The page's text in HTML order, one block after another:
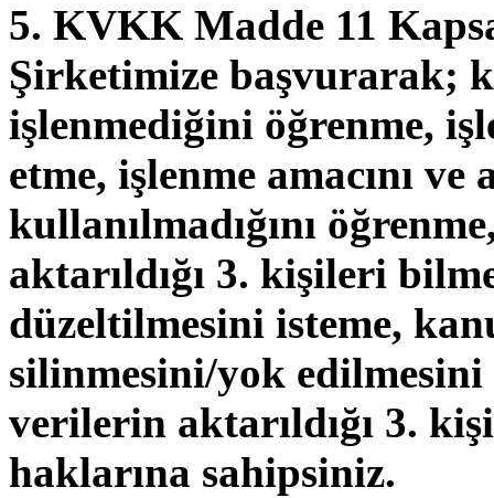
5. KVKK Madde 11
Şirketimize başvurarak;
işlenmediğini öğrenme,
etme, işlenme amacını
kullanılmadığını
aktarıldığı 3. kişileri
düzeltilmesini isteme,
silinmesini/yok
verilerin aktarıldığı 3.
haklarına sahipsiniz.